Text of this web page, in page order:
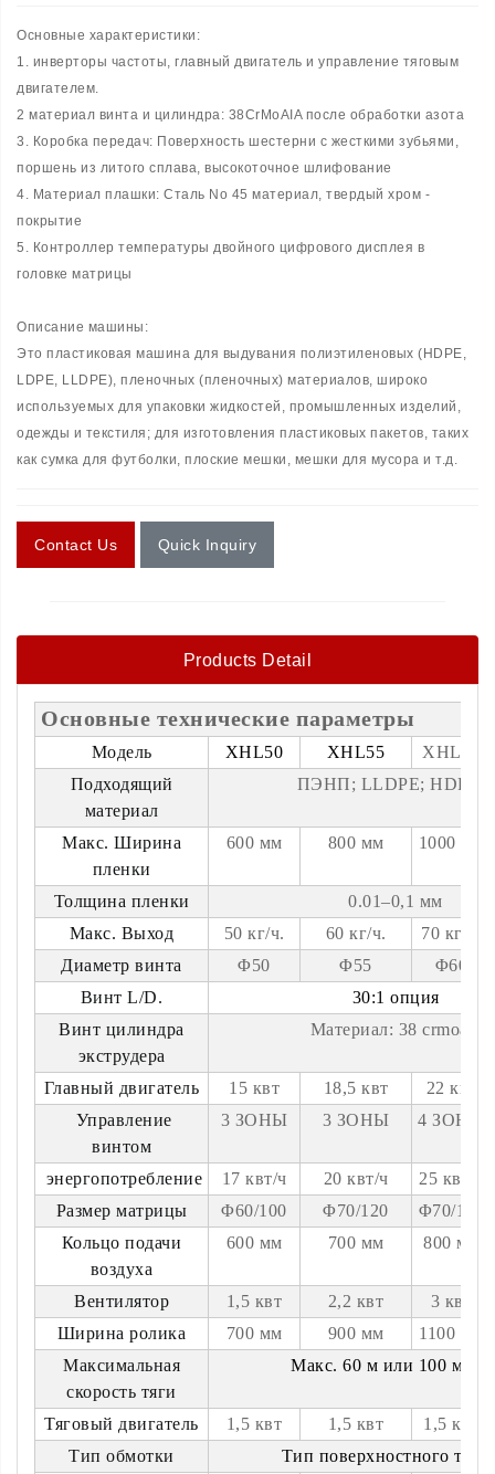
Основные характеристики:
1. инверторы частоты, главный двигатель и управление тяговым
двигателем.
2 материал винта и цилиндра: 38CrMoAIA после обработки азота
3. Коробка передач: Поверхность шестерни с жесткими зубьями,
поршень из литого сплава, высокоточное шлифование
4. Материал плашки: Сталь No 45 материал, твердый хром -
покрытие
5. Контроллер температуры двойного цифрового дисплея в
головке матрицы
Описание машины:
Это пластиковая машина для выдувания полиэтиленовых (HDPE,
LDPE, LLDPE), пленочных (пленочных) материалов, широко
используемых для упаковки жидкостей, промышленных изделий,
одежды и текстиля; для изготовления пластиковых пакетов, таких
как сумка для футболки, плоские мешки, мешки для мусора и т.д.
Contact Us Quick Inquiry
Products Detail
Основные технические параметры
Модель XHL50 XHL55
XHL60
Подходящий
материал
ПЭНП; LLDPE; HDPE;
Макс. Ширина
пленки
600 мм 800 мм 1000 мм
Толщина пленки
0.01–0,1 мм
Макс. Выход
50 кг/ч. 60 кг/ч.
70 кг/ч.
Диаметр винта
Φ50 Φ55
Φ60
Винт L/D.
30:1 опция
Винт цилиндра
экструдера
Материал: 38 crmoala
Главный двигатель 15 квт 18,5 квт
22 квт
Управление
винтом
3 ЗОНЫ 3 ЗОНЫ 4 ЗОНЫ
энергопотребление 17 квт/ч 20 квт/ч
25 квт/ч
Размер матрицы
Φ60/100 Φ70/120
Φ70/150
Кольцо подачи
воздуха
600 мм 700 мм 800 мм
Вентилятор 1,5 квт 2,2 квт
3 квт
Ширина ролика
700 мм 900 мм
1100 мм
Максимальная
скорость тяги
Макс. 60 м или 100 м/
Тяговый двигатель 1,5 квт 1,5 квт
1,5 квт
Тип обмотки
Тип поверхностного